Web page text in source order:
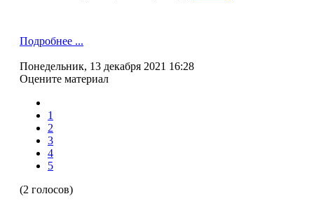
Подробнее ...
Понедельник, 13 декабря 2021 16:28
Оцените материал
1
2
3
4
5
(2 голосов)